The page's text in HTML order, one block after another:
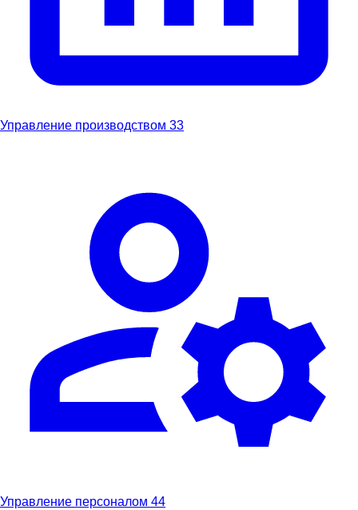
Управление производством 33
Управление персоналом 44